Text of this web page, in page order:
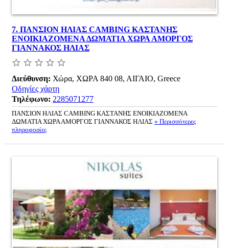
7. ΠΑΝΣΙΟΝ ΗΛΙΑΣ CAMBING ΚΑΣΤΑΝΗΣ
ΕΝΟΙΚΙΑΖΟΜΕΝΑ ΔΩΜΑΤΙΑ ΧΩΡΑ ΑΜΟΡΓΟΣ
ΓΙΑΝΝΑΚΟΣ ΗΛΙΑΣ
Διεύθυνση: Χώρα, ΧΩΡΑ 840 08, ΑΙΓΑΙΟ, Greece
Οδηγίες χάρτη
Τηλέφωνο: 2285071277
ΠΑΝΣΙΟΝ ΗΛΙΑΣ CAMBING ΚΑΣΤΑΝΗΣ ΕΝΟΙΚΙΑΖΟΜΕΝΑ
ΔΩΜΑΤΙΑ ΧΩΡΑ ΑΜΟΡΓΟΣ ΓΙΑΝΝΑΚΟΣ ΗΛΙΑΣ » Περισσότερες
πληροφορίες